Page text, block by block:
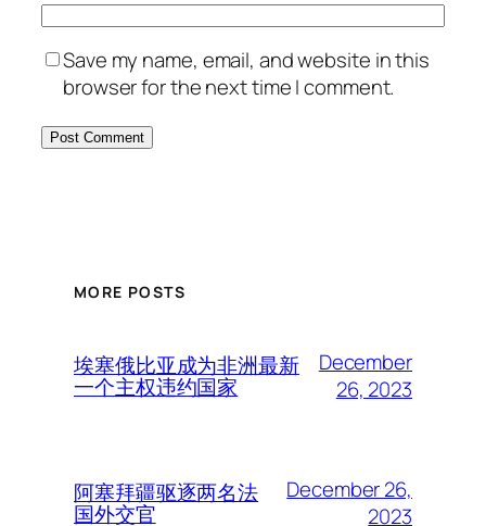
Save my name, email, and website in this
browser for the next time I comment.
MORE POSTS
埃塞俄比亚成为非洲最新
一个主权违约国家
December
26, 2023
阿塞拜疆驱逐两名法
国外交官
December 26,
2023